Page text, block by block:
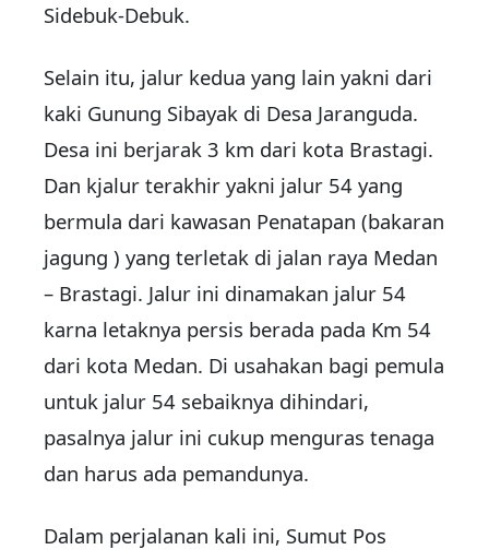
Sidebuk-Debuk.
Selain itu, jalur kedua yang lain yakni dari
kaki Gunung Sibayak di Desa Jaranguda.
Desa ini berjarak 3 km dari kota Brastagi.
Dan kjalur terakhir yakni jalur 54 yang
bermula dari kawasan Penatapan (bakaran
jagung ) yang terletak di jalan raya Medan
– Brastagi. Jalur ini dinamakan jalur 54
karna letaknya persis berada pada Km 54
dari kota Medan. Di usahakan bagi pemula
untuk jalur 54 sebaiknya dihindari,
pasalnya jalur ini cukup menguras tenaga
dan harus ada pemandunya.
Dalam perjalanan kali ini, Sumut Pos